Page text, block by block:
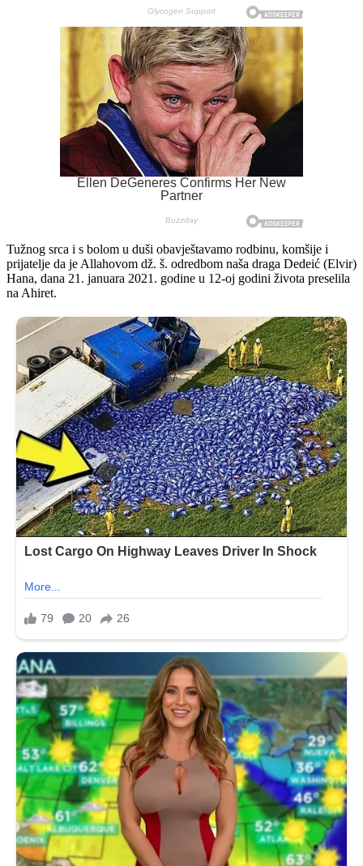
Tužnog srca i s bolom u duši obavještavamo rodbinu, komšije i
prijatelje da je Allahovom dž. š. odredbom naša draga Dedeić (Elvir)
Hana, dana 21. januara 2021. godine u 12-oj godini života preselila
na Ahiret.